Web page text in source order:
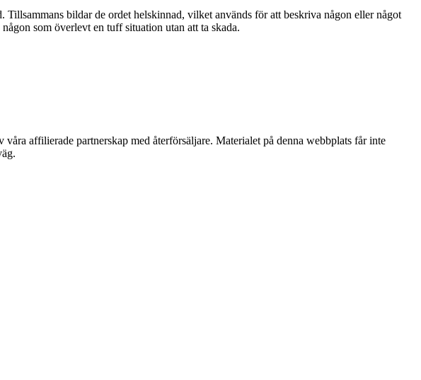
bildar de ordet helskinnad, vilket används för att beskriva någon eller något
som överlevt en tuff situation utan att ta skada.
affilierade partnerskap med återförsäljare. Materialet på denna webbplats får inte